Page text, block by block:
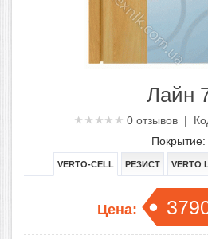
Лайн
0отзывов |
Покрытие:
VERTO-CELL РЕЗИСТ VERTO
Цена: